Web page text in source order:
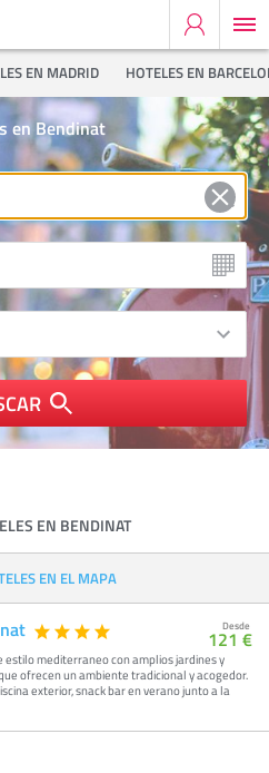
EN MADRID HOTELES EN
en Bendinat
EN BENDINAT
EN EL MAPA
estilo mediterraneo con amplios jardines y
ofrecen un ambiente tradicional y acogedor.
exterior, snack bar en verano junto a la
Desde
121 €